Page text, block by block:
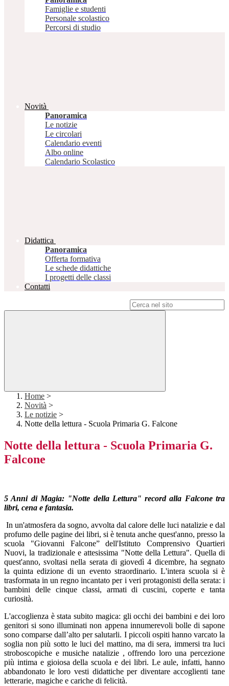
Famiglie e studenti
Personale scolastico
Percorsi di studio
Novità
Panoramica
Le notizie
Le circolari
Calendario eventi
Albo online
Calendario Scolastico
Didattica
Panoramica
Offerta formativa
Le schede didattiche
I progetti delle classi
Contatti
Home >
Novità >
Le notizie >
Notte della lettura - Scuola Primaria G. Falcone
Notte della lettura - Scuola Primaria G.
Falcone
5 Anni di Magia: "Notte della Lettura" record alla Falcone tra
libri, cena e fantasia.
In un'atmosfera da sogno, avvolta dal calore delle luci natalizie e dal
profumo delle pagine dei libri, si è tenuta anche quest'anno, presso la
scuola "Giovanni Falcone” dell'Istituto Comprensivo Quartieri
Nuovi, la tradizionale e attesissima "Notte della Lettura". Quella di
quest'anno, svoltasi nella serata di giovedì 4 dicembre, ha segnato
laquinta edizione di un evento straordinario. L'intera scuola si è
trasformata in un regno incantato per i veri protagonisti della serata: i
bambini delle cinque classi, armati di cuscini, coperte e tanta
curiosità.
L'accoglienza è stata subito magica: gli occhi dei bambini e dei loro
genitori si sono illuminati non appena innumerevoli bolle di sapone
sono comparse dall’alto per salutarli. I piccoli ospiti hanno varcato la
soglia non più sotto le luci del mattino, ma di sera, immersi tra luci
stroboscopiche e musiche natalizie , offrendo loro una percezione
più intima e gioiosa della scuola e dei libri. Le aule, infatti, hanno
abbandonato le loro vesti didattiche per diventareaccoglienti tane
letterarie, magiche e cariche di felicità.